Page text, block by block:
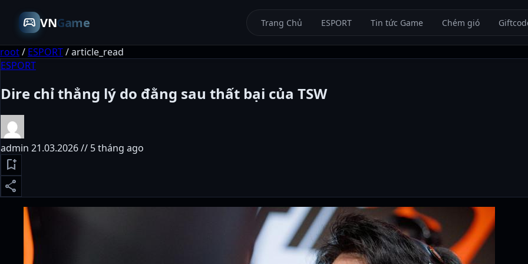
sports_esports VNGame Trang Chủ ESPORT Tin tức Game Chém gió
root/ ESPORT/article_read
ESPORT
Dire chỉ thẳng lý do đằng sau thất bại của TSW
admin 21.03.2026 // 5 tháng ago
bookmark_add
share